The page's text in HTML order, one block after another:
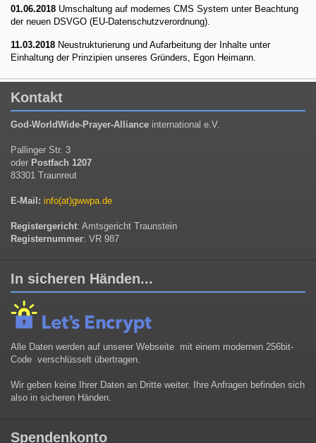
01.06.2018 Umschaltung auf modernes CMS System unter Beachtung
der neuen DSVGO (EU-Datenschutzverordnung).
11.03.2018 Neustrukturierung und Aufarbeitung der Inhalte unter
Einhaltung der Prinzipien unseres Gründers, Egon Heimann.
Kontakt
God-WorldWide-Prayer-Alliance international e.V.
Pallinger Str. 3
oder Postfach 1207
83301 Traunreut
E-Mail: info(at)gwwpa.de
Registergericht: Amtsgericht Traunstein
Registernummer: VR 987
In sicheren Händen...
Alle Daten werden auf unserer Webseite mit einem modernen 256bit-
Code verschlüsselt übertragen.
Wir geben keine Ihrer Daten an Dritte weiter. Ihre Anfragen befinden sich
also in sicheren Händen.
Spendenkonto